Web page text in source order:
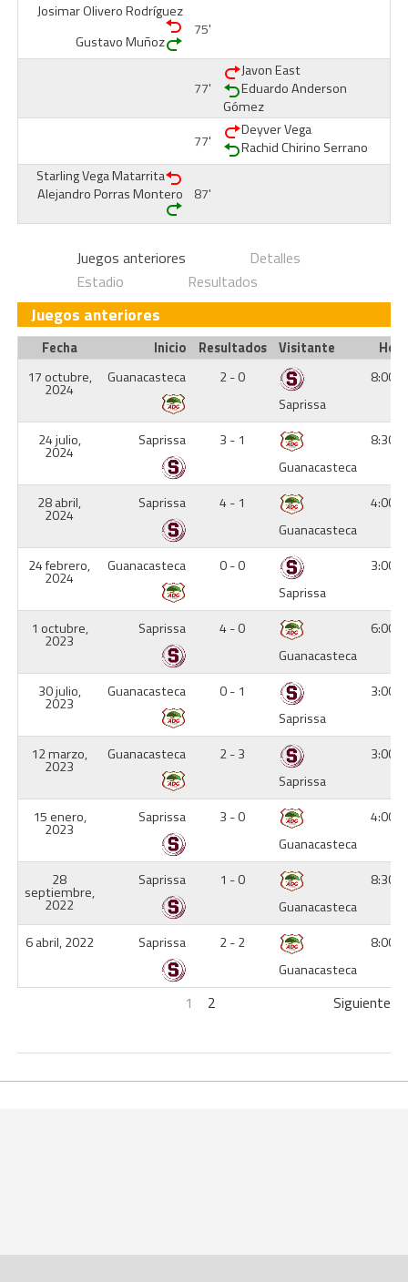
Josimar Olivero Rodríguez
Gustavo Muñoz
75'
77'
Javon East
Eduardo Anderson
Gómez
77'
Deyver Vega
Rachid Chirino Serrano
Starling Vega Matarrita
Alejandro Porras Montero
87'
Juegos anteriores
Detalles
Estadio
Resultados
Juegos anteriores
Fecha Inicio Resultados Visitante
Hora
17 octubre,
2024
Guanacasteca
2 - 0
Saprissa
8:00
24 julio,
2024
Saprissa
3 - 1
Guanacasteca
8:30
28 abril,
2024
Saprissa
4 - 1
Guanacasteca
4:00
24 febrero,
2024
Guanacasteca
0 - 0
Saprissa
3:00
1 octubre,
2023
Saprissa
4 - 0
Guanacasteca
6:00
30 julio,
2023
Guanacasteca
0 - 1
Saprissa
3:00
12 marzo,
2023
Guanacasteca
2 - 3
Saprissa
3:00
15 enero,
2023
Saprissa
3 - 0
Guanacasteca
4:00
28
septiembre,
2022
Saprissa
1 - 0
Guanacasteca
8:30
6 abril, 2022 Saprissa
2 - 2
Guanacasteca
8:00
1 2 Siguiente